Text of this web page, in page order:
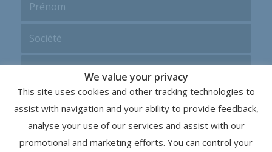
We value your privacy
This site uses cookies and other tracking technologies to
assist with navigation and your ability to provide feedback,
analyse your use of our services and assist with our
promotional and marketing efforts. You can control your